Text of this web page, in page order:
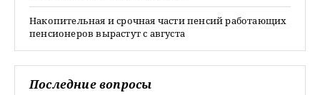
Накопительная и срочная части пенсий работающих
пенсионеров вырастут с августа
Последние вопросы